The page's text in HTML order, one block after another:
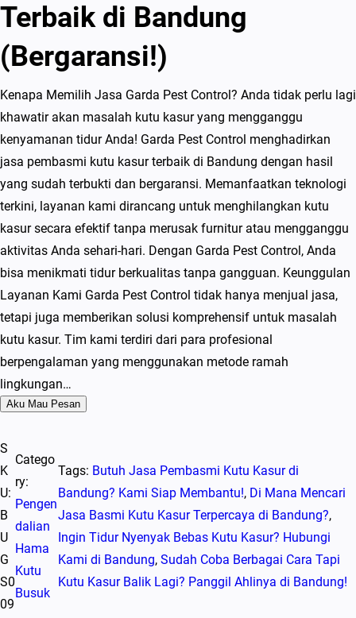
Terbaik di Bandung
(Bergaransi!)
Kenapa Memilih Jasa Garda Pest Control? Anda tidak perlu lagi
khawatir akan masalah kutu kasur yang mengganggu
kenyamanan tidur Anda! Garda Pest Control menghadirkan
jasa pembasmi kutu kasur terbaik di Bandung dengan hasil
yang sudah terbukti dan bergaransi. Memanfaatkan teknologi
terkini, layanan kami dirancang untuk menghilangkan kutu
kasur secara efektif tanpa merusak furnitur atau mengganggu
aktivitas Anda sehari-hari. Dengan Garda Pest Control, Anda
bisa menikmati tidur berkualitas tanpa gangguan. Keunggulan
Layanan Kami Garda Pest Control tidak hanya menjual jasa,
tetapi juga memberikan solusi komprehensif untuk masalah
kutu kasur. Tim kami terdiri dari para profesional
berpengalaman yang menggunakan metode ramah
lingkungan…
Aku Mau Pesan
S
K
U:
B
U
G
S0
09
Catego
ry:
Pengen
dalian
Hama
Kutu
Busuk
Tags: Butuh Jasa Pembasmi Kutu Kasur di
Bandung? Kami Siap Membantu!, Di Mana Mencari
Jasa Basmi Kutu Kasur Terpercaya di Bandung?,
Ingin Tidur Nyenyak Bebas Kutu Kasur? Hubungi
Kami di Bandung, Sudah Coba Berbagai Cara Tapi
Kutu Kasur Balik Lagi? Panggil Ahlinya di Bandung!